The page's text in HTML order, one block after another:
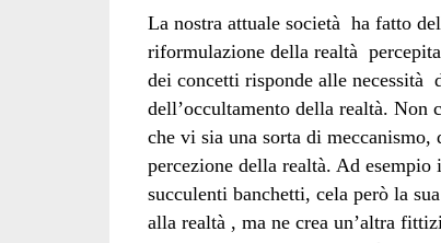
La nostra attuale società ha fatto
riformulazione della realtà
dei concetti risponde alle
dell’occultamento della realtà. Non
che vi sia una sorta di
percezione della realtà. Ad
succulenti banchetti, cela però la
alla realtà , ma ne crea un’altra